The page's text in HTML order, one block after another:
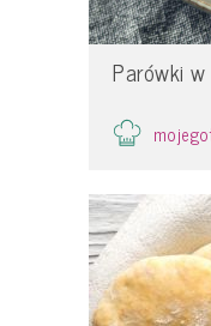
Parówki